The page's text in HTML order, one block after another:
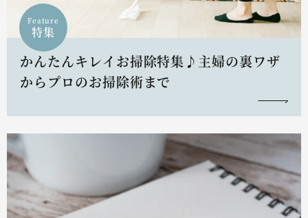
Feature
特集
かんたんキレイお掃除特集♪主婦の裏ワザ
からプロのお掃除術まで